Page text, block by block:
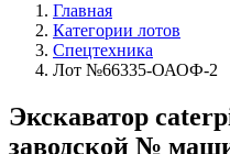
Главная
Категории лотов
Спецтехника
Лот №66335-ОАОФ-2
Экскаватор
заводской №